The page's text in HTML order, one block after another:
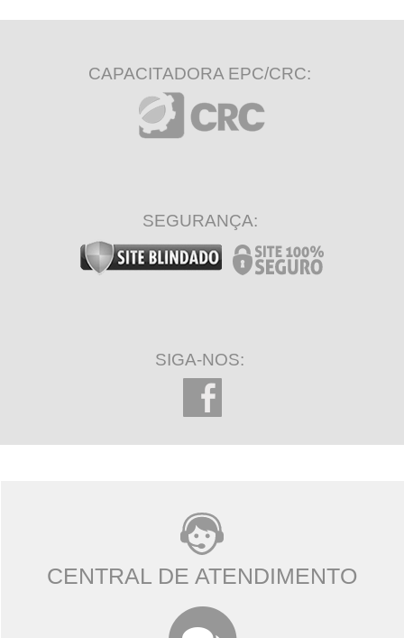
CAPACITADORA EPC/CRC:
SEGURANÇA:
SIGA-NOS:
CENTRAL DE ATENDIMENTO